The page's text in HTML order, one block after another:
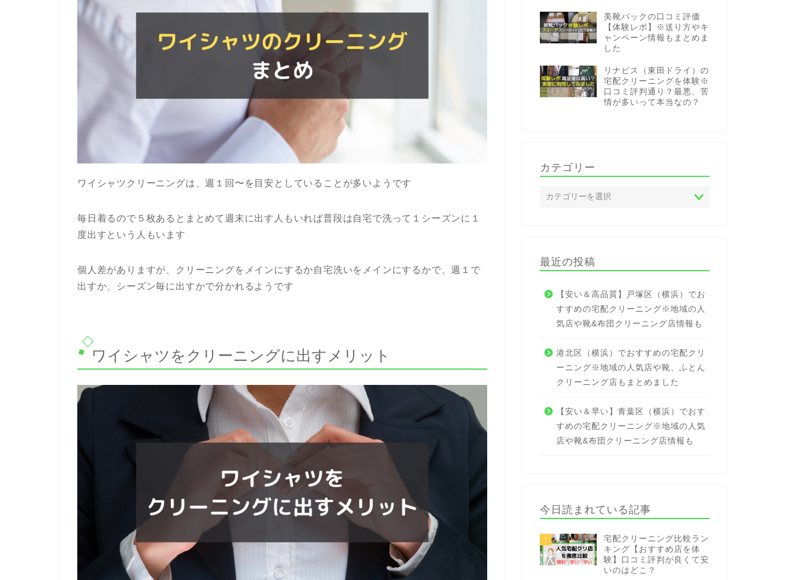
ワイシャツクリーニングは、週１回〜を目安としていることが多いようです
毎日着るので５枚あるとまとめて週末に出す人もいれば普段は自宅で洗って１シーズンに１
度出すという人もいます
個人差がありますが、クリーニングをメインにするか自宅洗いをメインにするかで、週１で
出すか、シーズン毎に出すかで分かれるようです
ワイシャツをクリーニングに出すメリット
美靴パックの口コミ評価
【体験レポ】※送り方やキ
ャンペーン情報もまとめま
した
リナビス（東田ドライ）の
宅配クリーニングを体験※
口コミ評判通り？最悪、苦
情が多いって本当なの？
カテゴリー
最近の投稿
【安い＆高品質】戸塚区（横浜）でお
すすめの宅配クリーニング※地域の人
気店や靴&布団クリーニング店情報も
港北区（横浜）でおすすめの宅配クリ
ーニング※地域の人気店や靴、ふとん
クリーニング店もまとめました
【安い＆早い】青葉区（横浜）でおす
すめの宅配クリーニング※地域の人気
店や靴&布団クリーニング店情報も
今日読まれている記事
1
宅配クリーニング比較ラン
キング【おすすめ店を体
験】口コミ評判が良くて安
いのはどこ？